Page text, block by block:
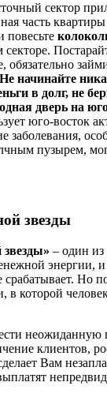
сектор
часть
повесьте
Не начинайте
в долг, не
дверь на
юго-восток
заболевания,
пузырем,
звезды
– один
энергии,
срабатывает. Но
в которой
неожиданную
клиентов,
Вам